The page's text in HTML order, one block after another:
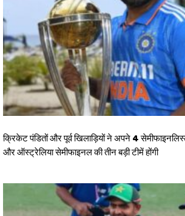
क्रिकेट पंडितों और पूर्व खिलाड़ियों ने अपने 4
और ऑस्ट्रेलिया सेमीफाइनल की तीन बड़ी टीमें होंगी